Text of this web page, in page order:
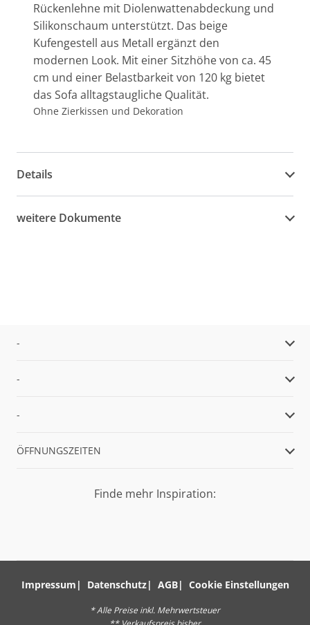
Rückenlehne mit Diolenwattenabdeckung und
Silikonschaum unterstützt. Das beige
Kufengestell aus Metall ergänzt den
modernen Look. Mit einer Sitzhöhe von ca. 45
cm und einer Belastbarkeit von 120 kg bietet
das Sofa alltagstaugliche Qualität.
Ohne Zierkissen und Dekoration
Details
weitere Dokumente
-
-
-
ÖFFNUNGSZEITEN
Finde mehr Inspiration:
Impressum Datenschutz AGB Cookie Einstellungen
* Alle Preise inkl. Mehrwertsteuer